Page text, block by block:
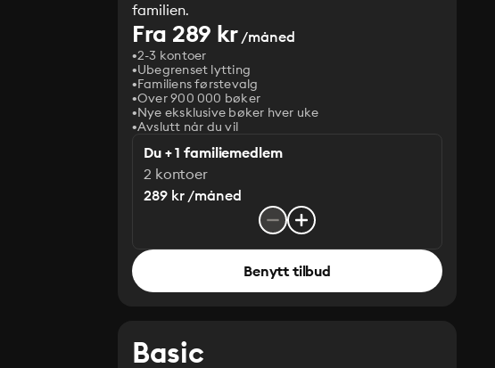
familien.
Fra 289 kr/måned
2-3 kontoer
Ubegrenset lytting
Familiens førstevalg
Over 900 000 bøker
Nye eksklusive bøker hver uke
Avslutt når du vil
Du + 1 familiemedlem
2 kontoer
289 kr /måned
Benytt tilbud
Basic